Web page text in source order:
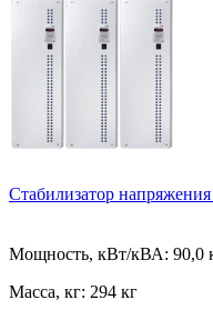
Стабилизатор
Мощность, кВт/кВА: 90,0
Масса, кг: 294 кг